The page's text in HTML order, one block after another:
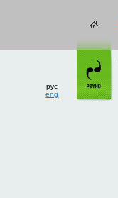
eng